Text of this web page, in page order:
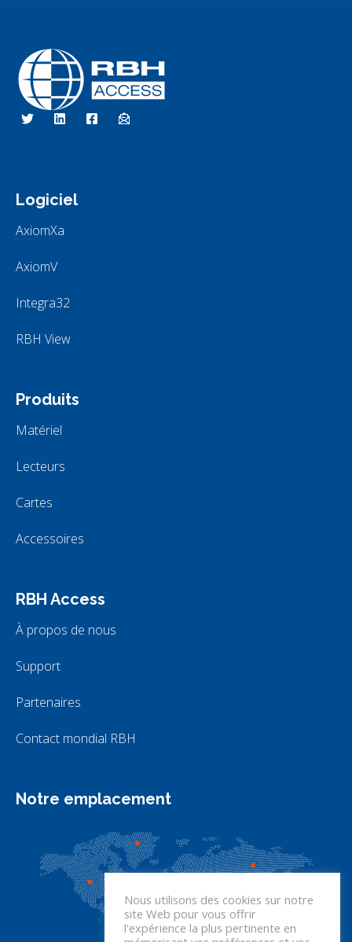
Technologies d'accès RBH
Nous sommes le contrôle d'accès
Logiciel
AxiomXa
AxiomV
Integra32
RBH View
Produits
Matériel
Lecteurs
Cartes
Accessoires
RBH Access
À propos de nous
Support
Partenaires
Contact mondial RBH
Notre emplacement
Nous utilisons des cookies sur notre
site Web pour vous offrir
l'expérience la plus pertinente en